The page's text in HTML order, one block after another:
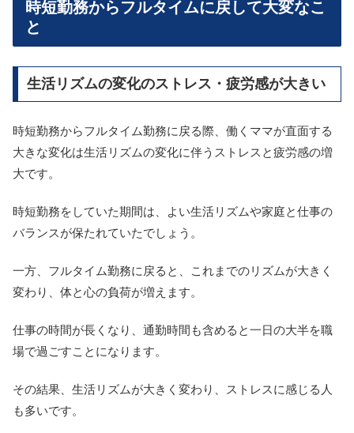
時短勤務からフルタイムに戻して大変なこ
と
生活リズムの変化のストレス・疲労感が大きい
時短勤務からフルタイム勤務に戻る際、働くママが直面する
大きな変化は生活リズムの変化に伴うストレスと疲労感の増
大です。
時短勤務をしていた期間は、よい生活リズムや家庭と仕事の
バランスが保たれていたでしょう。
一方、フルタイム勤務に戻ると、これまでのリズムが大きく
変わり、体と心の負荷が増えます。
仕事の時間が長くなり、通勤時間も含めると一日の大半を職
場で過ごすことになります。
その結果、生活リズムが大きく変わり、ストレスに感じる人
も多いです。